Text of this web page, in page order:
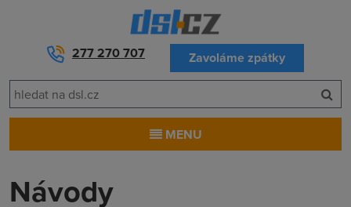
277 270 707 Zavoláme zpátky
MENU
Návody